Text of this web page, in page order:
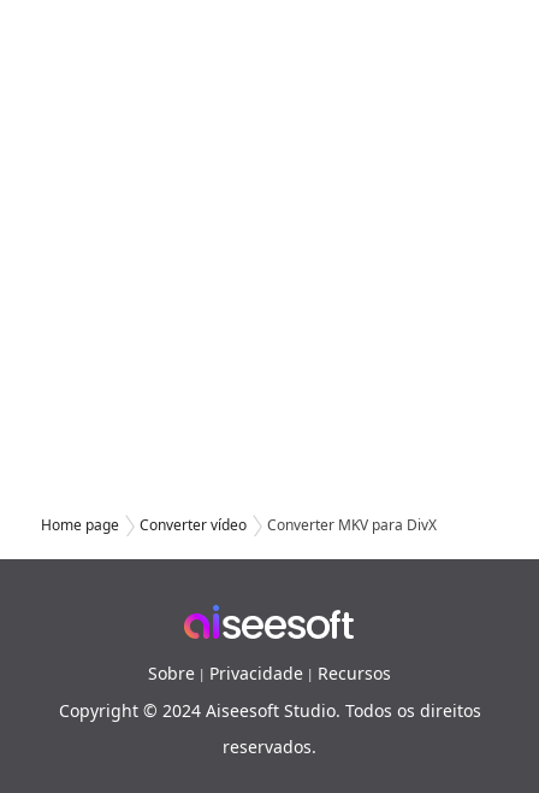
Home page Converter vídeo Converter MKV para DivX
Sobre | Privacidade | Recursos
Copyright © 2024 Aiseesoft Studio. Todos os direitos
reservados.